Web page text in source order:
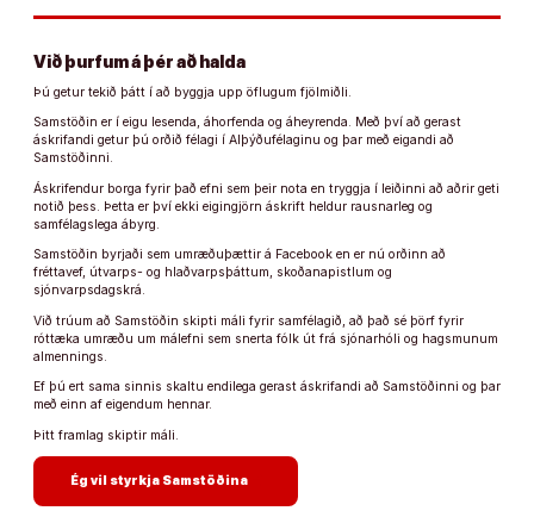
Við þurfum á þér að halda
Þú getur tekið þátt í að byggja upp öflugum fjölmiðli.
Samstöðin er í eigu lesenda, áhorfenda og áheyrenda. Með því að gerast
áskrifandi getur þú orðið félagi í Alþýðufélaginu og þar með eigandi að
Samstöðinni.
Áskrifendur borga fyrir það efni sem þeir nota en tryggja í leiðinni að aðrir geti
notið þess. Þetta er því ekki eigingjörn áskrift heldur rausnarleg og
samfélagslega ábyrg.
Samstöðin byrjaði sem umræðuþættir á Facebook en er nú orðinn að
fréttavef, útvarps- og hlaðvarpsþáttum, skoðanapistlum og
sjónvarpsdagskrá.
Við trúum að Samstöðin skipti máli fyrir samfélagið, að það sé þörf fyrir
róttæka umræðu um málefni sem snerta fólk út frá sjónarhóli og hagsmunum
almennings.
Ef þú ert sama sinnis skaltu endilega gerast áskrifandi að Samstöðinni og þar
með einn af eigendum hennar.
Þitt framlag skiptir máli.
Ég vil styrkja Samstöðina